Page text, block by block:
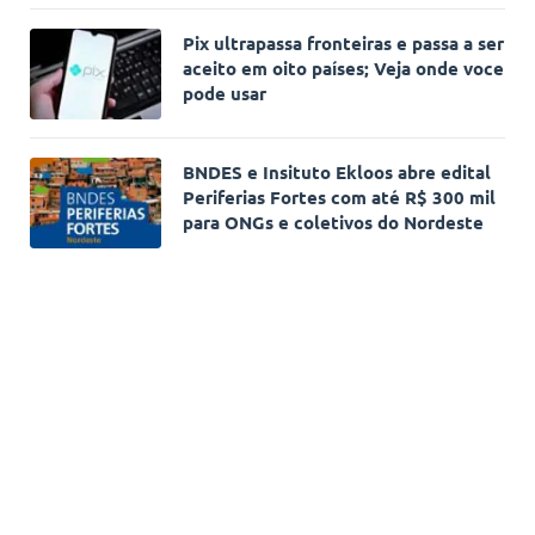
Pix ultrapassa fronteiras e passa a ser
aceito em oito países; Veja onde voce
pode usar
BNDES e Insituto Ekloos abre edital
Periferias Fortes com até R$ 300 mil
para ONGs e coletivos do Nordeste